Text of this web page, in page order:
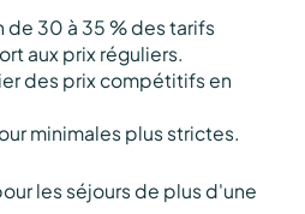
de 30 à 35 % des tarifs
aux prix réguliers.
des prix compétitifs en
minimales plus strictes.
les séjours de plus d'une